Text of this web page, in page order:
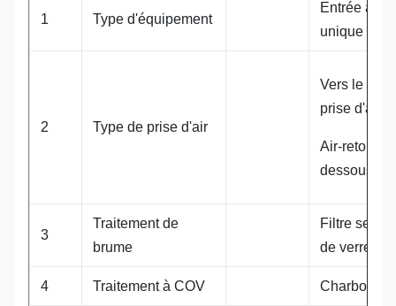
1 Type d'équipement
Entrée à
unique
2 Type de prise d'air
Vers le
prise d'air
Air-retour ci-
dessous
3
Traitement de
brume
Filtre sec
de verre
4 Traitement à COV Charbon